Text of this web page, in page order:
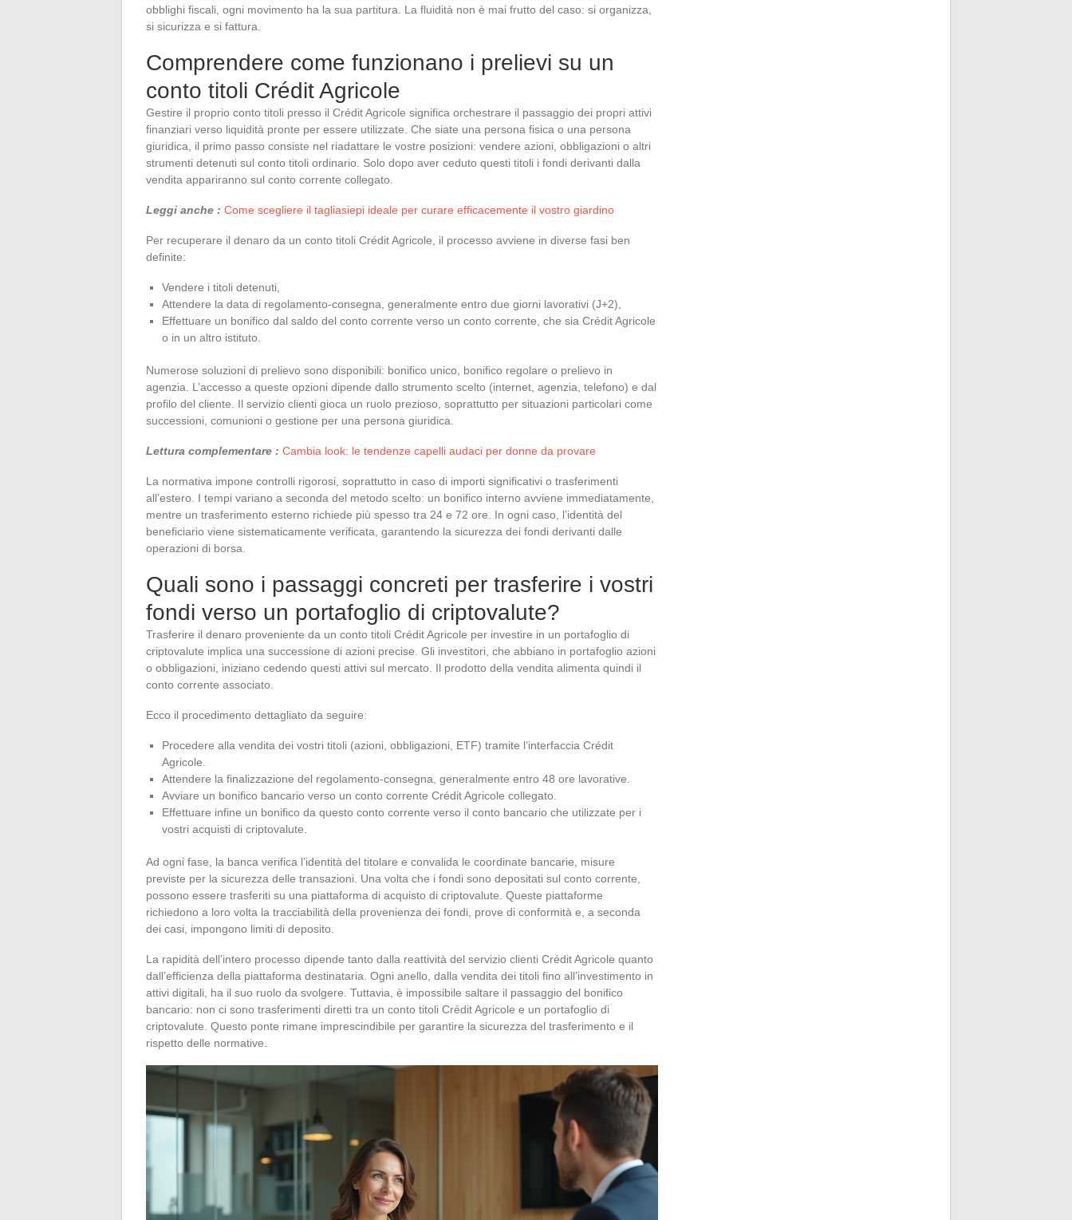
obblighi fiscali, ogni movimento ha la sua partitura. La fluidità non è mai frutto del caso: si organizza,
si sicurizza e si fattura.
Comprendere come funzionano i prelievi su un
conto titoli Crédit Agricole
Gestire il proprio conto titoli presso il Crédit Agricole significa orchestrare il passaggio dei propri attivi
finanziari verso liquidità pronte per essere utilizzate. Che siate una persona fisica o una persona
giuridica, il primo passo consiste nel riadattare le vostre posizioni: vendere azioni, obbligazioni o altri
strumenti detenuti sul conto titoli ordinario. Solo dopo aver ceduto questi titoli i fondi derivanti dalla
vendita appariranno sul conto corrente collegato.
Leggi anche : Come scegliere il tagliasiepi ideale per curare efficacemente il vostro giardino
Per recuperare il denaro da un conto titoli Crédit Agricole, il processo avviene in diverse fasi ben
definite:
Vendere i titoli detenuti,
Attendere la data di regolamento-consegna, generalmente entro due giorni lavorativi (J+2),
Effettuare un bonifico dal saldo del conto corrente verso un conto corrente, che sia Crédit Agricole
o in un altro istituto.
Numerose soluzioni di prelievo sono disponibili: bonifico unico, bonifico regolare o prelievo in
agenzia. L’accesso a queste opzioni dipende dallo strumento scelto (internet, agenzia, telefono) e dal
profilo del cliente. Il servizio clienti gioca un ruolo prezioso, soprattutto per situazioni particolari come
successioni, comunioni o gestione per una persona giuridica.
Lettura complementare : Cambia look: le tendenze capelli audaci per donne da provare
La normativa impone controlli rigorosi, soprattutto in caso di importi significativi o trasferimenti
all’estero. I tempi variano a seconda del metodo scelto: un bonifico interno avviene immediatamente,
mentre un trasferimento esterno richiede più spesso tra 24 e 72 ore. In ogni caso, l’identità del
beneficiario viene sistematicamente verificata, garantendo la sicurezza dei fondi derivanti dalle
operazioni di borsa.
Quali sono i passaggi concreti per trasferire i vostri
fondi verso un portafoglio di criptovalute?
Trasferire il denaro proveniente da un conto titoli Crédit Agricole per investire in un portafoglio di
criptovalute implica una successione di azioni precise. Gli investitori, che abbiano in portafoglio azioni
o obbligazioni, iniziano cedendo questi attivi sul mercato. Il prodotto della vendita alimenta quindi il
conto corrente associato.
Ecco il procedimento dettagliato da seguire:
Procedere alla vendita dei vostri titoli (azioni, obbligazioni, ETF) tramite l’interfaccia Crédit
Agricole.
Attendere la finalizzazione del regolamento-consegna, generalmente entro 48 ore lavorative.
Avviare un bonifico bancario verso un conto corrente Crédit Agricole collegato.
Effettuare infine un bonifico da questo conto corrente verso il conto bancario che utilizzate per i
vostri acquisti di criptovalute.
Ad ogni fase, la banca verifica l’identità del titolare e convalida le coordinate bancarie, misure
previste per la sicurezza delle transazioni. Una volta che i fondi sono depositati sul conto corrente,
possono essere trasferiti su una piattaforma di acquisto di criptovalute. Queste piattaforme
richiedono a loro volta la tracciabilità della provenienza dei fondi, prove di conformità e, a seconda
dei casi, impongono limiti di deposito.
La rapidità dell’intero processo dipende tanto dalla reattività del servizio clienti Crédit Agricole quanto
dall’efficienza della piattaforma destinataria. Ogni anello, dalla vendita dei titoli fino all’investimento in
attivi digitali, ha il suo ruolo da svolgere. Tuttavia, è impossibile saltare il passaggio del bonifico
bancario: non ci sono trasferimenti diretti tra un conto titoli Crédit Agricole e un portafoglio di
criptovalute. Questo ponte rimane imprescindibile per garantire la sicurezza del trasferimento e il
rispetto delle normative.